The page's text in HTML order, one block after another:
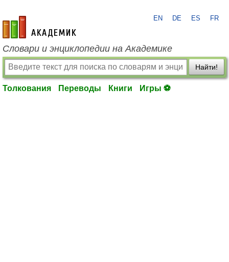
academic.ru
EN DE ES FR
Словари и энциклопедии на Академике
Найти!
Толкования Переводы Книги Игры ⚽